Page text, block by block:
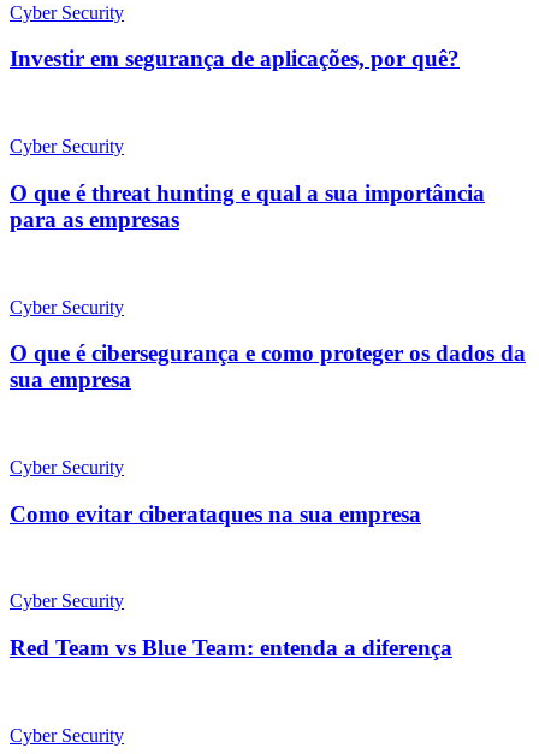
Cyber Security
Investir em segurança de aplicações, por quê?
Cyber Security
O que é threat hunting e qual a sua importância
para as empresas
Cyber Security
O que é cibersegurança e como proteger os dados da
sua empresa
Cyber Security
Como evitar ciberataques na sua empresa
Cyber Security
Red Team vs Blue Team: entenda a diferença
Cyber Security